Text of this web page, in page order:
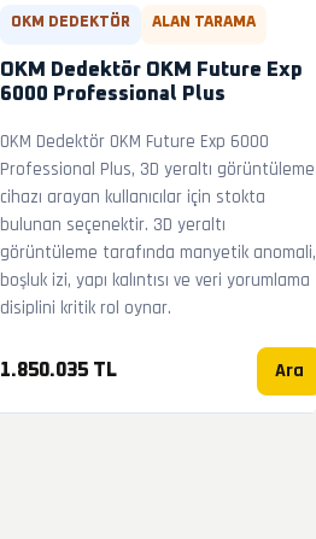
OKM DEDEKTÖR ALAN TARAMA
OKM Dedektör OKM Future Exp
6000 Professional Plus
OKM Dedektör OKM Future Exp 6000
Professional Plus, 3D yeraltı görüntüleme
cihazı arayan kullanıcılar için stokta
bulunan seçenektir. 3D yeraltı
görüntüleme tarafında manyetik anomali,
boşluk izi, yapı kalıntısı ve veri yorumlama
disiplini kritik rol oynar.
1.850.035 TL Ara